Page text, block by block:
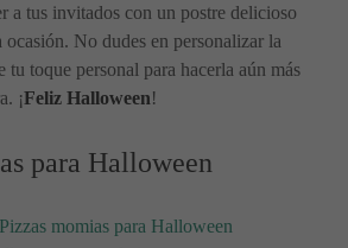
a tus invitados con un postre delicioso
ocasión. No dudes en personalizar la
tu toque personal para hacerla aún más
¡Feliz Halloween!
para Halloween
momias para Halloween